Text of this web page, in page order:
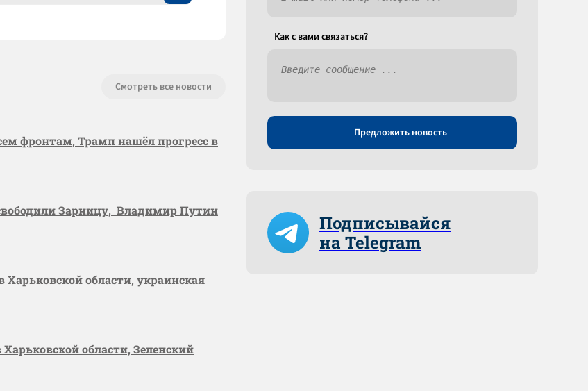
Смотреть все новости
фронтам, Трамп нашёл прогресс в
Зарницу, Владимир Путин
области, украинская
области, Зеленский
Как c вами связаться?
Предложить новость
Подписывайся
на Telegram